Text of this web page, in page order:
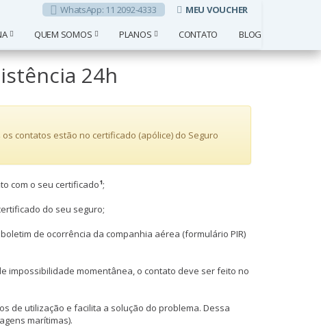
WhatsApp: 11 2092-4333
MEU VOUCHER
QUEM SOMOS PLANOS CONTATO BLOG
24h
contatos estão no certificado (apólice) do Seguro
com o seu certificado¹;
do seu seguro;
de ocorrência da companhia aérea (formulário PIR)
impossibilidade momentânea, o contato deve ser feito no
de utilização e facilita a solução do problema. Dessa
marítimas).